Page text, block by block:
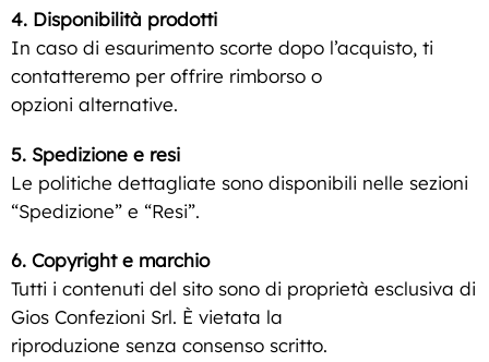
4. Disponibilità prodotti
In caso di esaurimento scorte dopo l’acquisto, ti
contatteremo per offrire rimborso o
opzioni alternative.
5. Spedizione e resi
Le politiche dettagliate sono disponibili nelle sezioni
“Spedizione” e “Resi”.
6. Copyright e marchio
Tutti i contenuti del sito sono di proprietà esclusiva di
Gios Confezioni Srl. È vietata la
riproduzione senza consenso scritto.